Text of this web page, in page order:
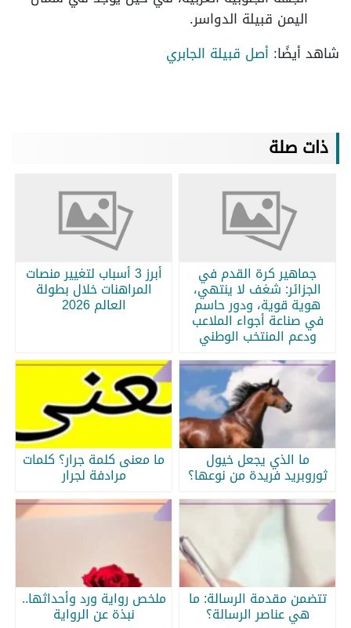
اليمن قبيلة الدواسر.
شاهد أيضًا: أصل قبيلة الجابري
ذات صلة
جماهير كرة القدم في
الجزائر: شغف لا ينتهي،
هوية قوية، ودور حاسم
في صناعة أجواء الملاعب
ودعم المنتخب الوطني
أبرز 3 أسباب لتغيير منصات
المراهنات خلال بطولة
العالم 2026
ما الذي يجعل خيول
ثوروبريد فريدة من نوعها؟
ما معنى كلمة جرار؟ كلمات
مرادفة لجرار
تتضمن مقدمة الرسالة: ما
هي عناصر الرسالة؟
ملخص رواية ورد وأحداثها..
نبذة عن الرواية